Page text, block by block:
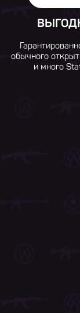
обычного
и много